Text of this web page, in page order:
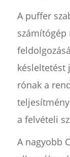
A puffer
számítógép
késleltetést
rónak a
a felvételi
A nagyobb